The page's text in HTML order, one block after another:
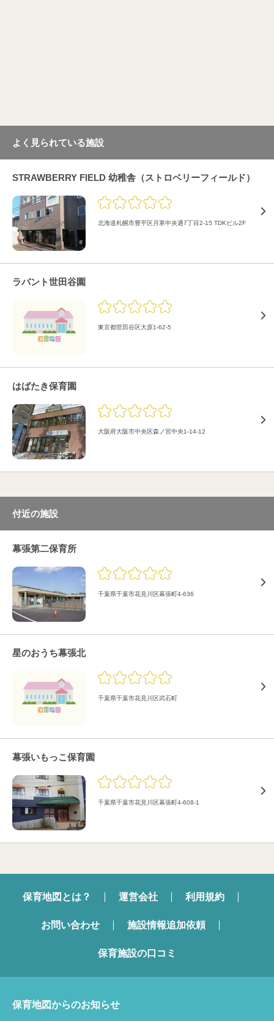
よく見られている施設
STRAWBERRY FIELD 幼稚舎（ストロベリーフィールド）
北海道札幌市豊平区月寒中央通7丁目2-15 TDKビル2F
ラバント世田谷園
東京都世田谷区大原1-62-5
はばたき保育園
大阪府大阪市中央区森ノ宮中央1-14-12
付近の施設
幕張第二保育所
千葉県千葉市花見川区幕張町4-636
星のおうち幕張北
千葉県千葉市花見川区武石町
幕張いもっこ保育園
千葉県千葉市花見川区幕張町4-608-1
保育地図とは？ 運営会社 利用規約
お問い合わせ 施設情報追加依頼
保育施設の口コミ
保育地図からのお知らせ